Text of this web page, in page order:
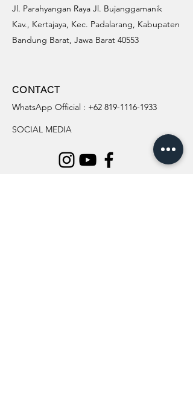
Jl. Parahyangan Raya Jl. Bujanggamanik
Kav., Kertajaya, Kec. Padalarang, Kabupaten
Bandung Barat, Jawa Barat 40553
CONTACT
WhatsApp Official : +62 819-1116-1933
SOCIAL MEDIA